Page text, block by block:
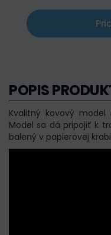
POPIS
Kvalitný kovový model
Model sa dá pripojiť k
balený v papierovej